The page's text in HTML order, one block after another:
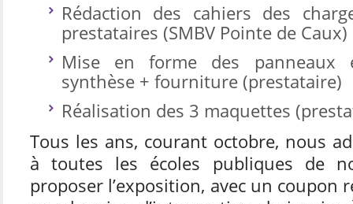
Rédaction des cahiers des
prestataires (SMBV Pointe de Caux)
Mise en forme des
synthèse + fourniture (prestataire)
Réalisation des 3 maquettes
Tous les ans, courant octobre, nous
à toutes les écoles publiques de
proposer l’exposition, avec un coupon